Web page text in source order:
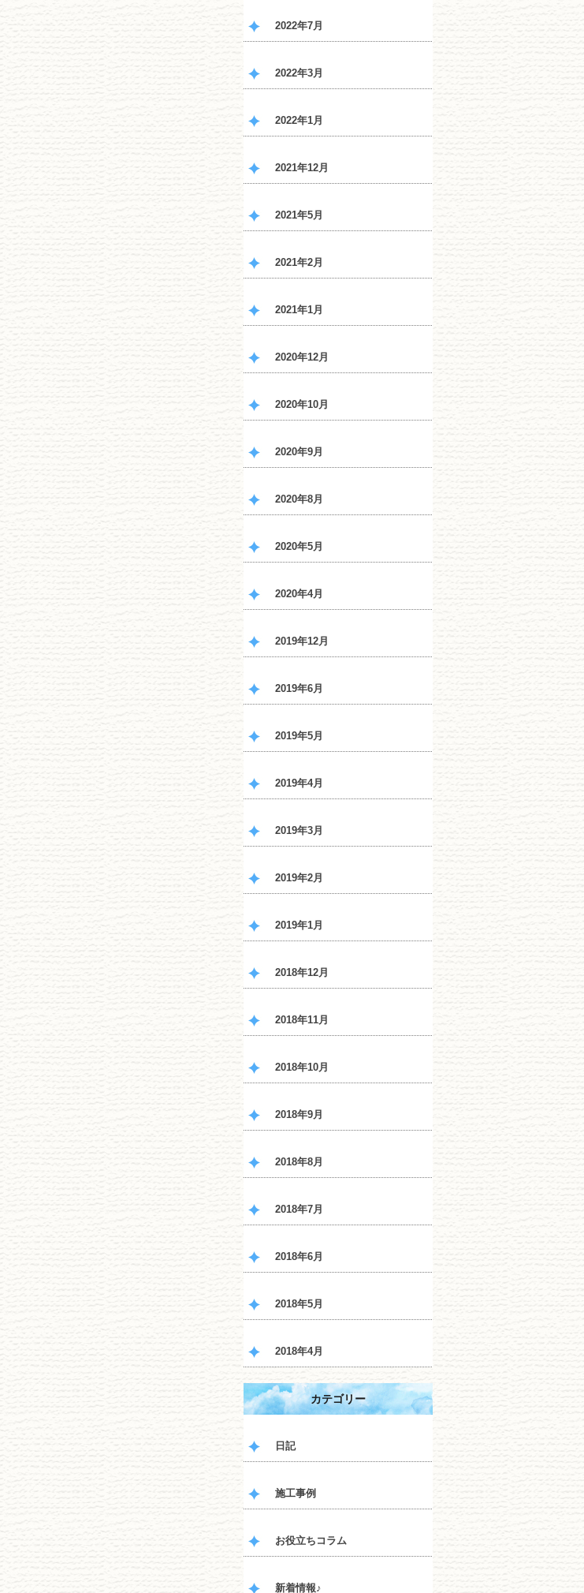
2022年7月
2022年3月
2022年1月
2021年12月
2021年5月
2021年2月
2021年1月
2020年12月
2020年10月
2020年9月
2020年8月
2020年5月
2020年4月
2019年12月
2019年6月
2019年5月
2019年4月
2019年3月
2019年2月
2019年1月
2018年12月
2018年11月
2018年10月
2018年9月
2018年8月
2018年7月
2018年6月
2018年5月
2018年4月
カテゴリー
日記
施工事例
お役立ちコラム
新着情報♪